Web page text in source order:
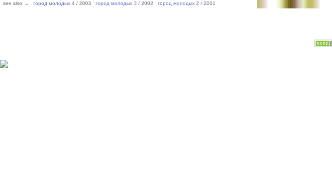
see also → город молодых 4 / 2003 город молодых 3 / 2002 город молодых 2 / 2001